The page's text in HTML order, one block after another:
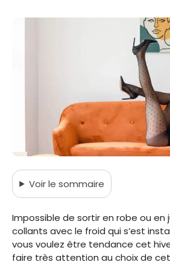
Voirle sommaire
Impossible de sortir en robe ou en
collants avec le froid qui s’est
vous voulez être tendance cet
faire très attention au choix de